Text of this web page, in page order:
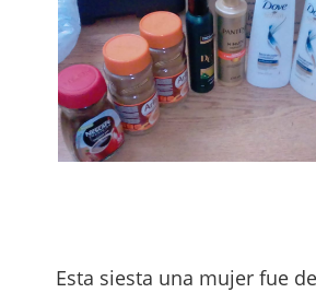
Esta siesta una mujer fue